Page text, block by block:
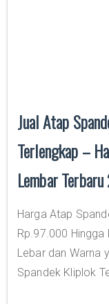
Jual Atap
Terlengkap –
Lembar
Harga Atap
Rp.97.000 Hingga
Lebar dan Warna
Spandek Kliplok